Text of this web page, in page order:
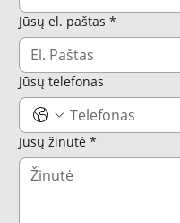
Jūsų el. paštas *
Jūsų telefonas
Jūsų žinutė *